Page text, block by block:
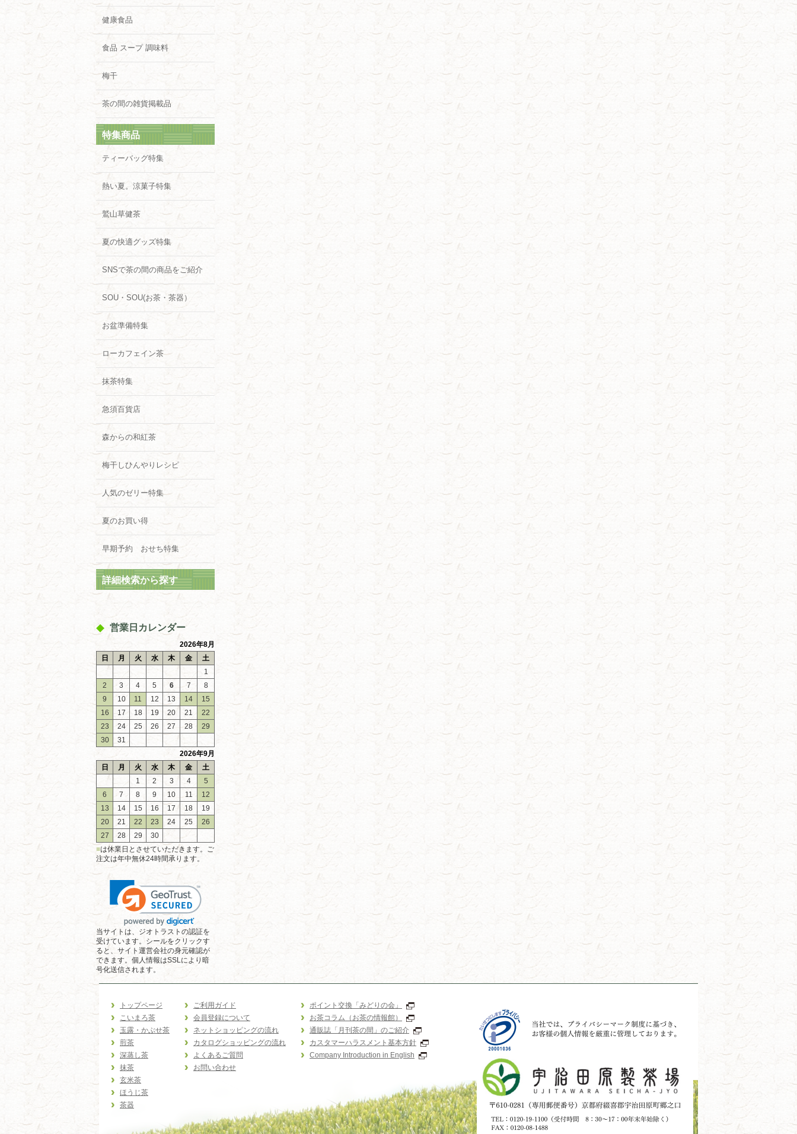
健康食品
食品 スープ 調味料
梅干
茶の間の雑貨掲載品
特集商品
ティーバッグ特集
熱い夏。涼菓子特集
鷲山草健茶
夏の快適グッズ特集
SNSで茶の間の商品をご紹介
SOU・SOU(お茶・茶器）
お盆準備特集
ローカフェイン茶
抹茶特集
急須百貨店
森からの和紅茶
梅干しひんやりレシピ
人気のゼリー特集
夏のお買い得
早期予約 おせち特集
詳細検索から探す
営業日カレンダー
2026年8月
日
月 火 水 木 金
土
1
2
3 4 5 6 7
8
9
10 11 12 13 14
15
16
17 18 19 20 21
22
23
24 25 26 27 28
29
30
31
2026年9月
日
月 火 水 木 金
土
1
2 3 4
5
6
7 8 9 10 11
12
13
14 15 16 17 18
19
20
21 22 23 24 25
26
27
28 29
30
■は休業日とさせていただきます。ご
注文は年中無休24時間承ります。
当サイトは、ジオトラストの認証を
受けています。シールをクリックす
ると、サイト運営会社の身元確認が
できます。個人情報はSSLにより暗
号化送信されます。
トップページ
こいまろ茶
玉露・かぶせ茶
煎茶
深蒸し茶
抹茶
玄米茶
ほうじ茶
茶器
ご利用ガイド
会員登録について
ネットショッピングの流れ
カタログショッピングの流れ
よくあるご質問
お問い合わせ
ポイント交換「みどりの会」
お茶コラム（お茶の情報館）
通販誌「月刊茶の間」のご紹介
カスタマーハラスメント基本方針
Company Introduction in English